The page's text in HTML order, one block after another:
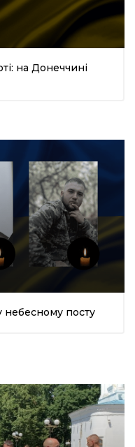
на Донеччині
небесному посту